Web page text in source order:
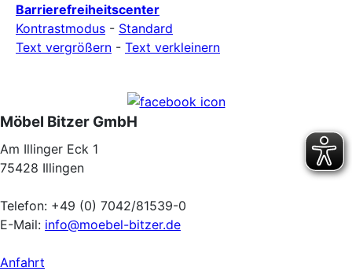
Barrierefreiheitscenter
Kontrastmodus - Standard
Text vergrößern - Text verkleinern
Möbel Bitzer GmbH
Am Illinger Eck 1
75428 Illingen
Telefon: +49 (0) 7042/81539-0
E-Mail: info@moebel-bitzer.de
Anfahrt